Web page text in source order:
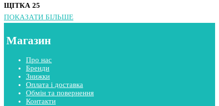
ЩІТКА 25
ПОКАЗАТИ БІЛЬШЕ
Магазин
Про нас
Бренди
Знижки
Оплата і доставка
Обмін та повернення
Контакти